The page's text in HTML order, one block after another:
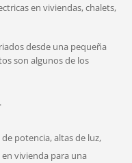
en viviendas, chalets,
desde una pequeña
son algunos de los
potencia, altas de luz,
vivienda para una